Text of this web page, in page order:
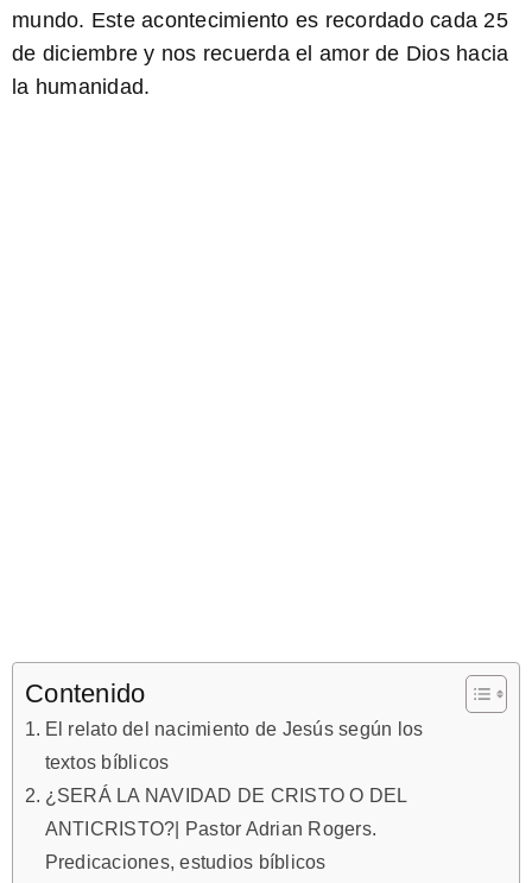
mundo. Este acontecimiento es recordado cada 25
de diciembre y nos recuerda el amor de Dios hacia
la humanidad.
Contenido
El relato del nacimiento de Jesús según los
textos bíblicos
¿SERÁ LA NAVIDAD DE CRISTO O DEL
ANTICRISTO?| Pastor Adrian Rogers.
Predicaciones, estudios bíblicos